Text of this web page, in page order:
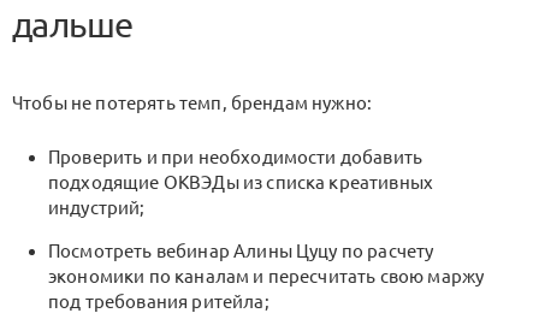
дальше
Чтобы не потерять темп, брендам нужно:
Проверить и при необходимости добавить
подходящие ОКВЭДы из списка креативных
индустрий;
Посмотреть вебинар Алины Цуцу по расчету
экономики по каналам и пересчитать свою маржу
под требования ритейла;